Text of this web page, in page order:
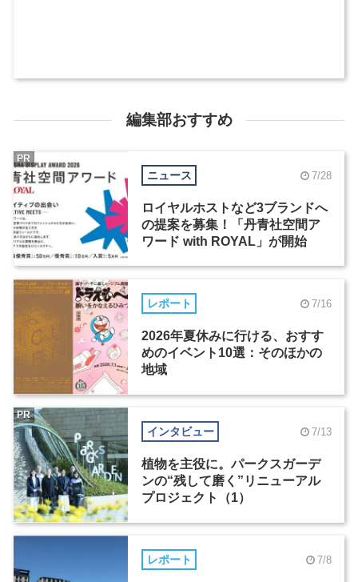
編集部おすすめ
ニュース 7/28
ロイヤルホストなど3ブランドへ
の提案を募集！「丹青社空間ア
ワード with ROYAL」が開始
PR
レポート 7/16
2026年夏休みに行ける、おすす
めのイベント10選：そのほかの
地域
インタビュー 7/13
植物を主役に。パークスガーデ
ンの“残して磨く”リニューアル
プロジェクト（1）
PR
レポート 7/8